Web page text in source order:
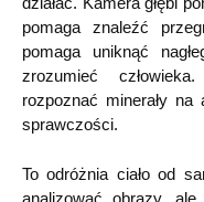
pomaga znaleźć
pomaga uniknąć
zrozumieć
rozpoznać minerały
sprawczości.
To odróżnia ciało od
analizować obrazy,